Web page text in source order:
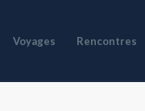
Voyages Rencontres